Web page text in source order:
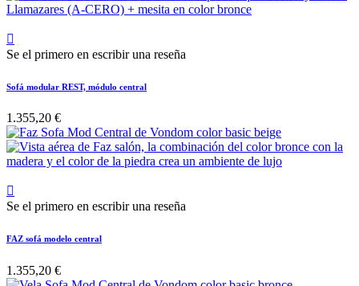

Se el primero en escribir una reseña
Sofá modular REST, módulo central
1.355,20 €

Se el primero en escribir una reseña
FAZ sofá modelo central
1.355,20 €